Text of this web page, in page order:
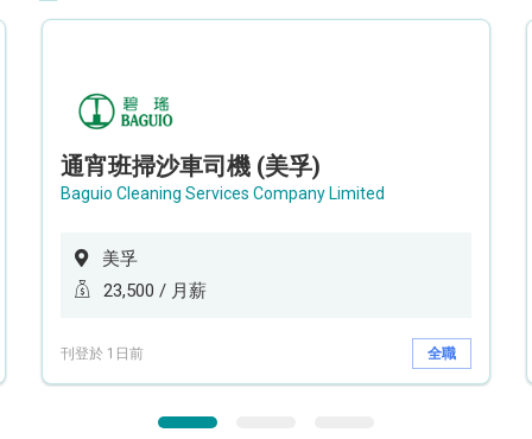
通宵班掃沙車司機 (美孚)
Baguio Cleaning Services Company Limited
美孚
23,500 / 月薪
刊登於 1日前 全職